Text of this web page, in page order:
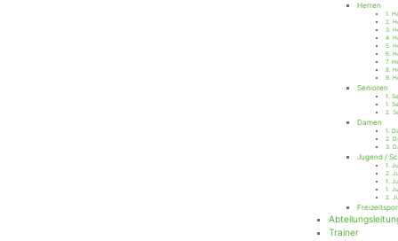
Herren
1.
2.
3.
4.
5.
6.
7.
8.
9.
Senioren
1.
1.
2.
Damen
1.
2.
3.
Jugend /
1.
2.
1.
1.
2.
Trainer